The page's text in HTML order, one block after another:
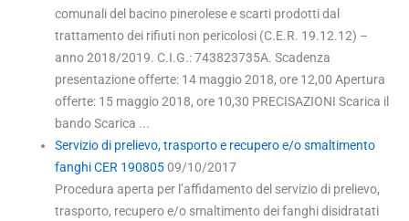
comunali del bacino pinerolese e scarti prodotti dal
trattamento dei rifiuti non pericolosi (C.E.R. 19.12.12) –
anno 2018/2019. C.I.G.: 743823735A. Scadenza
presentazione offerte: 14 maggio 2018, ore 12,00 Apertura
offerte: 15 maggio 2018, ore 10,30 PRECISAZIONI Scarica il
bando Scarica ...
Servizio di prelievo, trasporto e recupero e/o smaltimento
fanghi CER 19080509/10/2017
Procedura aperta per l’affidamento del servizio di prelievo,
trasporto, recupero e/o smaltimento dei fanghi disidratati